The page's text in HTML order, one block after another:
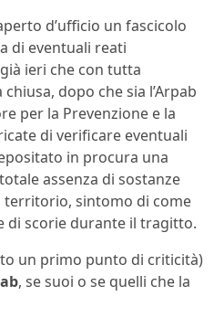
d’ufficio un fascicolo
di eventuali reati
ieri che con tutta
dopo che sia l’Arpab
per la Prevenzione e la
di verificare eventuali
in procura una
assenza di sostanze
sintomo di come
di scorie durante il tragitto.
un primo punto di criticità)
, se suoi o se quelli che la